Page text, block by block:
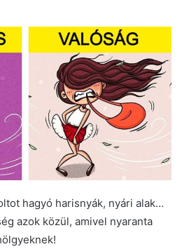
hagyó harisnyák, nyári alak…
azok közül, amivel nyaranta